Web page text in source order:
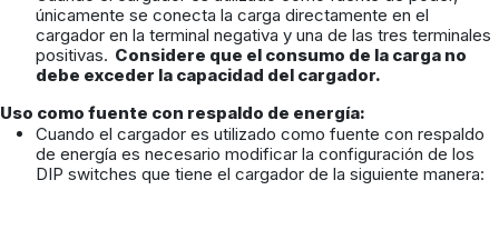
únicamente se conecta la carga directamente en el
cargador en la terminal negativa y una de las tres terminales
positivas. Considere que el consumo de la carga no
debe exceder la capacidad del cargador.
Uso como fuente con respaldo de energía:
Cuando el cargador es utilizado como fuente con respaldo
de energía es necesario modificar la configuración de los
DIP switches que tiene el cargador de la siguiente manera: